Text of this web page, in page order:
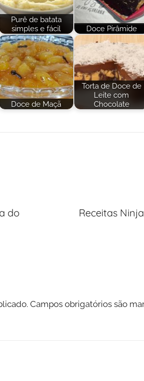
Purê de batata
simples e fácil
Doce Pirâmide
Doce de Maçã
Torta de Doce de
Leite com
Chocolate
do
Receitas
Campos obrigatórios são